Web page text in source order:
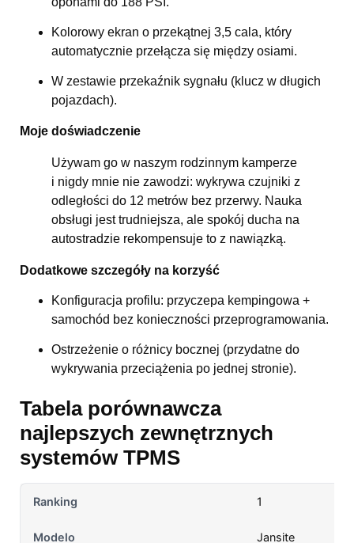
Kolorowy ekran o przekątnej 3,5 cala, który
automatycznie przełącza się między osiami.
W zestawie przekaźnik sygnału (klucz w długich
pojazdach).
Moje doświadczenie
Używam go w naszym rodzinnym kamperze
i nigdy mnie nie zawodzi: wykrywa czujniki z
odległości do 12 metrów bez przerwy. Nauka
obsługi jest trudniejsza, ale spokój ducha na
autostradzie rekompensuje to z nawiązką.
Dodatkowe szczegóły na korzyść
Konfiguracja profilu: przyczepa kempingowa +
samochód bez konieczności przeprogramowania.
Ostrzeżenie o różnicy bocznej (przydatne do
wykrywania przeciążenia po jednej stronie).
Tabela porównawcza
najlepszych zewnętrznych
systemów TPMS
1
Jansite